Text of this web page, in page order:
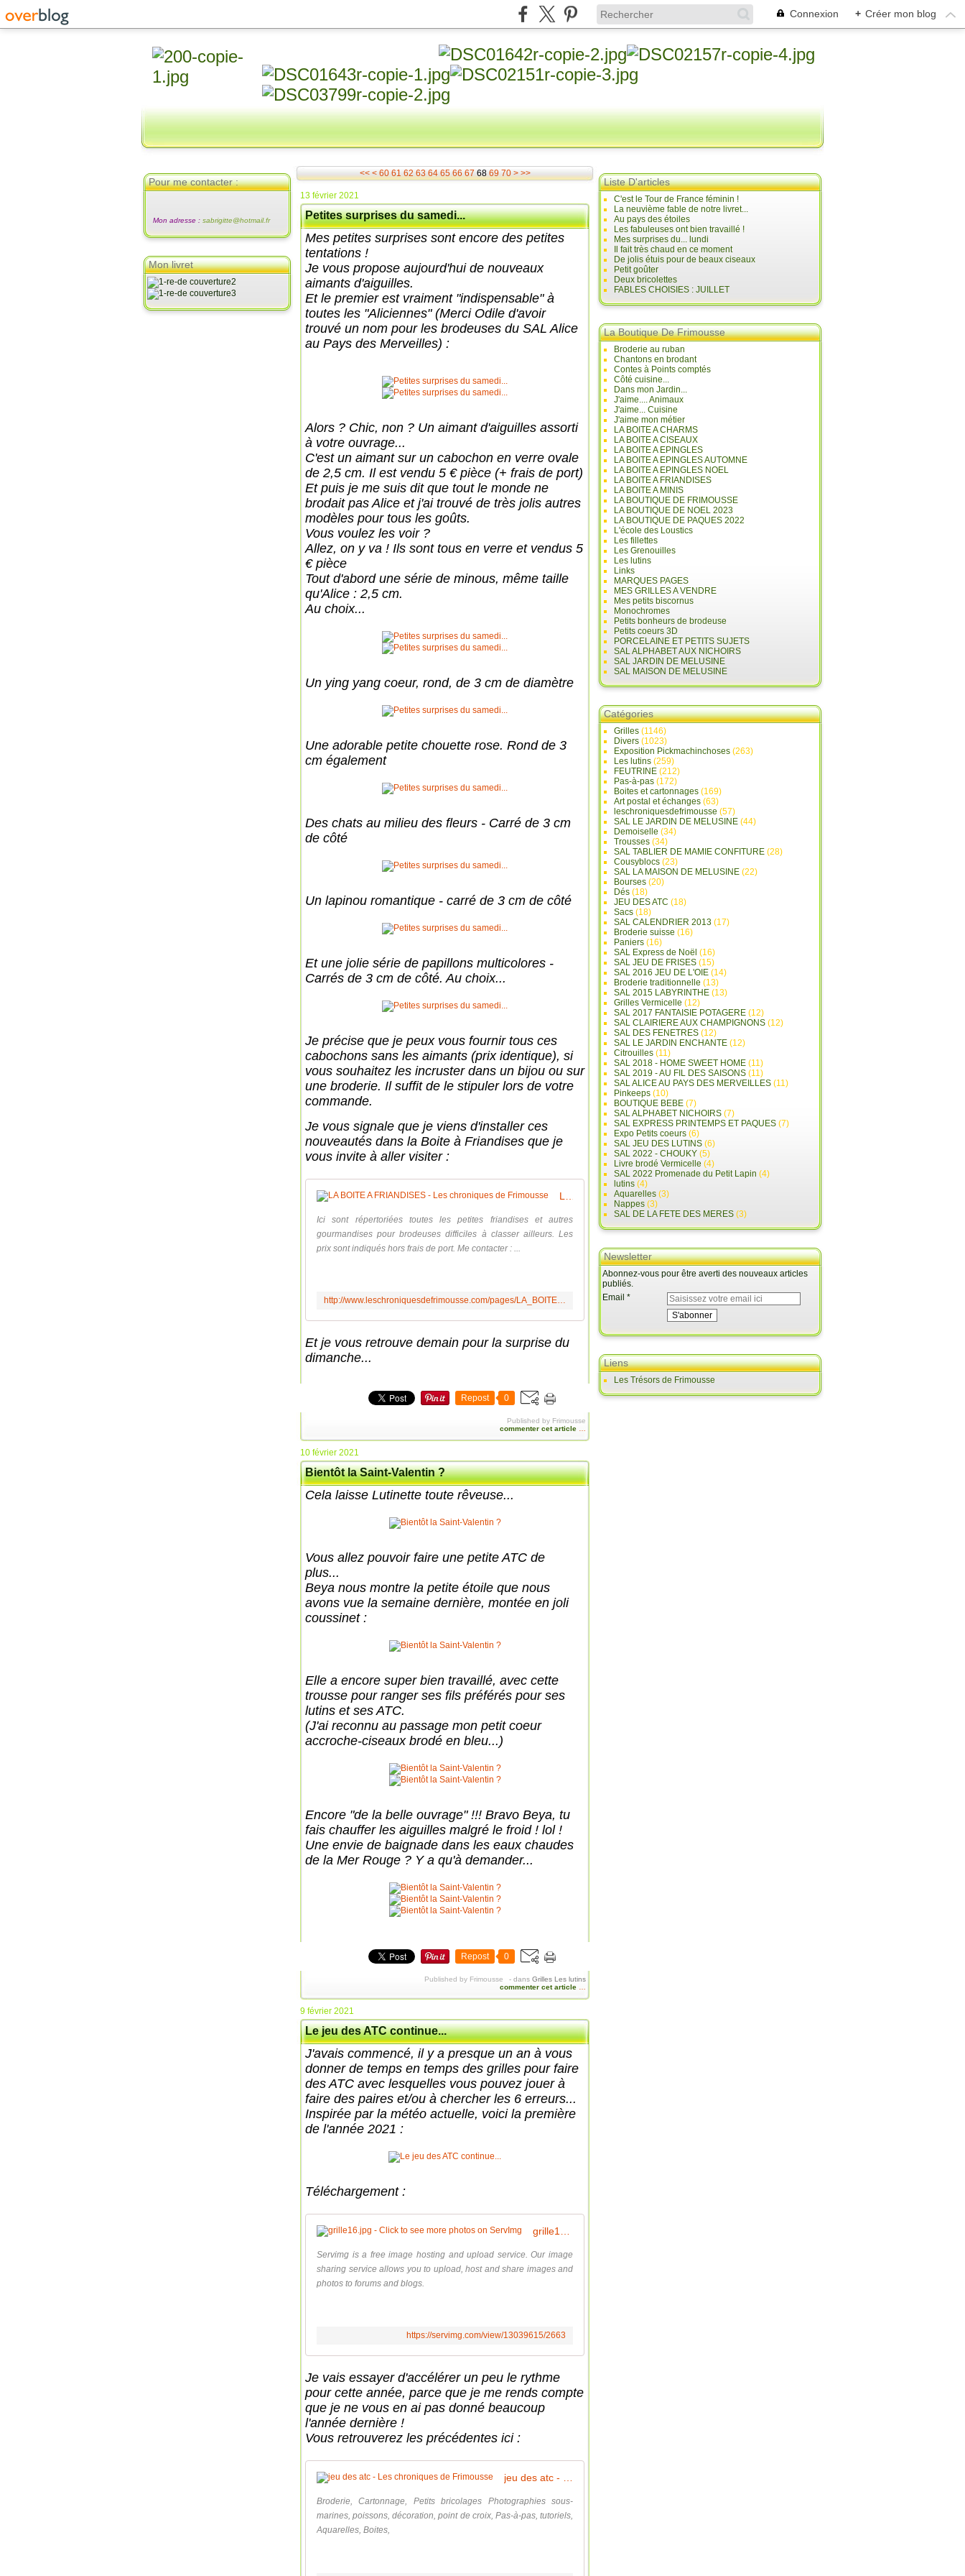
Connexion + Créer mon blog
Pour me contacter :
Mon adresse : sabrigitte@hotmail.fr
Mon livret
<< <10
20
30
40
50
60 61 62 63 64 65 66 67 68 69 7080
90
100
200
300
400
500
> >>
13 février 2021
Petites surprises du samedi...
Mes petites surprises sont encore des petites
tentations !
Je vous propose aujourd'hui de nouveaux
aimants d'aiguilles.
Et le premier est vraiment "indispensable" à
toutes les "Aliciennes" (Merci Odile d'avoir
trouvé un nom pour les brodeuses du SAL Alice
au Pays des Merveilles) :
Alors ? Chic, non ? Un aimant d'aiguilles assorti
à votre ouvrage...
C'est un aimant sur un cabochon en verre ovale
de 2,5 cm. Il est vendu 5 € pièce (+ frais de port)
Et puis je me suis dit que tout le monde ne
brodait pas Alice et j'ai trouvé de très jolis autres
modèles pour tous les goûts.
Vous voulez les voir ?
Allez, on y va ! Ils sont tous en verre et vendus 5
€ pièce
Tout d'abord une série de minous, même taille
qu'Alice : 2,5 cm.
Au choix...
Un ying yang coeur, rond, de 3 cm de diamètre
Une adorable petite chouette rose. Rond de 3
cm également
Des chats au milieu des fleurs - Carré de 3 cm
de côté
Un lapinou romantique - carré de 3 cm de côté
Et une jolie série de papillons multicolores -
Carrés de 3 cm de côté. Au choix...
Je précise que je peux vous fournir tous ces
cabochons sans les aimants (prix identique), si
vous souhaitez les incruster dans un bijou ou sur
une broderie. Il suffit de le stipuler lors de votre
commande.
Je vous signale que je viens d'installer ces
nouveautés dans la Boite à Friandises que je
vous invite à aller visiter :
Ici sont répertoriées toutes les petites friandises et autres
gourmandises pour brodeuses difficiles à classer ailleurs. Les
prix sont indiqués hors frais de port. Me contacter : ...
http://www.leschroniquesdefrimousse.com/pages/LA_BOITE_A_FRIANDISES-6803146.html
Et je vous retrouve demain pour la surprise du
dimanche...
Repost 0
Published by Frimousse
commenter cet article
10 février 2021
Bientôt la Saint-Valentin ?
Cela laisse Lutinette toute rêveuse...
Vous allez pouvoir faire une petite ATC de
plus...
Beya nous montre la petite étoile que nous
avons vue la semaine dernière, montée en joli
coussinet :
Elle a encore super bien travaillé, avec cette
trousse pour ranger ses fils préférés pour ses
lutins et ses ATC.
(J'ai reconnu au passage mon petit coeur
accroche-ciseaux brodé en bleu...)
Encore "de la belle ouvrage" !!! Bravo Beya, tu
fais chauffer les aiguilles malgré le froid ! lol !
Une envie de baignade dans les eaux chaudes
de la Mer Rouge ? Y a qu'à demander...
Repost 0
Published by Frimousse - dans Grilles Les lutins
commenter cet article
9 février 2021
Le jeu des ATC continue...
J'avais commencé, il y a presque un an à vous
donner de temps en temps des grilles pour faire
des ATC avec lesquelles vous pouvez jouer à
faire des paires et/ou à chercher les 6 erreurs...
Inspirée par la météo actuelle, voici la première
de l'année 2021 :
Téléchargement :
Servimg is a free image hosting and upload service. Our image
sharing service allows you to upload, host and share images and
photos to forums and blogs.
https://servimg.com/view/13039615/2663
Je vais essayer d'accélérer un peu le rythme
pour cette année, parce que je me rends compte
que je ne vous en ai pas donné beaucoup
l'année dernière !
Vous retrouverez les précédentes ici :
Broderie, Cartonnage, Petits bricolages Photographies sous-
marines, poissons, décoration, point de croix, Pas-à-pas, tutoriels,
Aquarelles, Boites,
Liste D'articles
C'est le Tour de France féminin !
La neuvième fable de notre livret...
Au pays des étoiles
Les fabuleuses ont bien travaillé !
Mes surprises du... lundi
Il fait très chaud en ce moment
De jolis étuis pour de beaux ciseaux
Petit goûter
Deux bricolettes
FABLES CHOISIES : JUILLET
La Boutique De Frimousse
Broderie au ruban
Chantons en brodant
Contes à Points comptés
Côté cuisine...
Dans mon Jardin...
J'aime.... Animaux
J'aime... Cuisine
J'aime mon métier
LA BOITE A CHARMS
LA BOITE A CISEAUX
LA BOITE A EPINGLES
LA BOITE A EPINGLES AUTOMNE
LA BOITE A EPINGLES NOEL
LA BOITE A FRIANDISES
LA BOITE A MINIS
LA BOUTIQUE DE FRIMOUSSE
LA BOUTIQUE DE NOEL 2023
LA BOUTIQUE DE PAQUES 2022
L'école des Loustics
Les fillettes
Les Grenouilles
Les lutins
Links
MARQUES PAGES
MES GRILLES A VENDRE
Mes petits biscornus
Monochromes
Petits bonheurs de brodeuse
Petits coeurs 3D
PORCELAINE ET PETITS SUJETS
SAL ALPHABET AUX NICHOIRS
SAL JARDIN DE MELUSINE
SAL MAISON DE MELUSINE
Catégories
Grilles (1146)
Divers (1023)
Exposition Pickmachinchoses (263)
Les lutins (259)
FEUTRINE (212)
Pas-à-pas (172)
Boites et cartonnages (169)
Art postal et échanges (63)
leschroniquesdefrimousse (57)
SAL LE JARDIN DE MELUSINE (44)
Demoiselle (34)
Trousses (34)
SAL TABLIER DE MAMIE CONFITURE (28)
Cousyblocs (23)
SAL LA MAISON DE MELUSINE (22)
Bourses (20)
Dés (18)
JEU DES ATC (18)
Sacs (18)
SAL CALENDRIER 2013 (17)
Broderie suisse (16)
Paniers (16)
SAL Express de Noël (16)
SAL JEU DE FRISES (15)
SAL 2016 JEU DE L'OIE (14)
Broderie traditionnelle (13)
SAL 2015 LABYRINTHE (13)
Grilles Vermicelle (12)
SAL 2017 FANTAISIE POTAGERE (12)
SAL CLAIRIERE AUX CHAMPIGNONS (12)
SAL DES FENETRES (12)
SAL LE JARDIN ENCHANTE (12)
Citrouilles (11)
SAL 2018 - HOME SWEET HOME (11)
SAL 2019 - AU FIL DES SAISONS (11)
SAL ALICE AU PAYS DES MERVEILLES (11)
Pinkeeps (10)
BOUTIQUE BEBE (7)
SAL ALPHABET NICHOIRS (7)
SAL EXPRESS PRINTEMPS ET PAQUES (7)
Expo Petits coeurs (6)
SAL JEU DES LUTINS (6)
SAL 2022 - CHOUKY (5)
Livre brodé Vermicelle (4)
SAL 2022 Promenade du Petit Lapin (4)
lutins (4)
Aquarelles (3)
Nappes (3)
SAL DE LA FETE DES MERES (3)
Newsletter
Abonnez-vous pour être averti des nouveaux articles
publiés.
Email
Liens
Les Trésors de Frimousse